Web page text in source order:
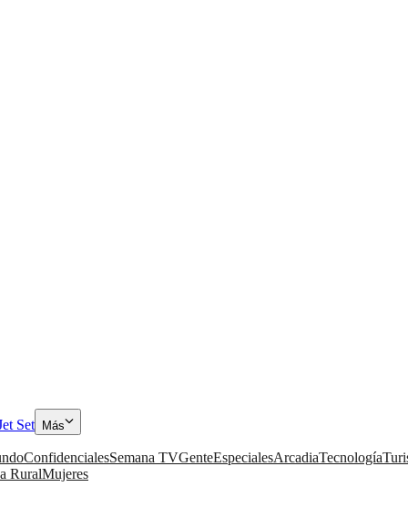
Set Más
ConfidencialesSemana TVGenteEspecialesArcadiaTecnología
RuralMujeres